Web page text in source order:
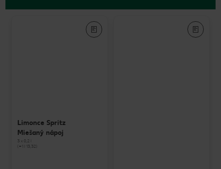
Limonce Spritz
Miešaný nápoj
3 x 0,2 l
(=1 l 13,32)